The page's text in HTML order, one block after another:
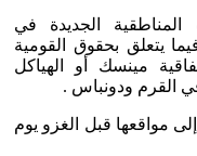
المناطقية الجديدة في
يتعلق بحقوق القومية
مينسك أو الهياكل
في القرم ودونباس .
مواقعها قبل الغزو يوم